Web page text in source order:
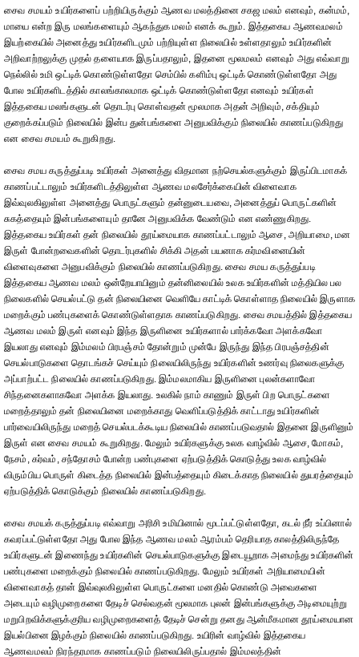
சைவ சமயம் உயிர்களைப் பற்றியிருக்கும் ஆணவ மலத்தினை சகஜ மலம் எனவும், கன்மம்,
மாயை என்ற இரு மலங்களையும் ஆகந்துக மலம் எனக் கூறும். இத்தகைய ஆணவமலம்
இயற்கையில் அனைத்து உயிர்களிடமும் பற்றியுள்ள நிலையில் உள்ளதாலும் உயிர்களின்
அறிவாற்றலுக்கு முதல் தளையாக இருப்பதாலும், இதனை மூலமலம் எனவும் அது எவ்வாறு
நெல்லில் உமி ஒட்டிக் கொண்டுள்ளதோ செம்பில் களிம்பு ஒட்டிக் கொண்டுள்ளதோ அது
போல உயிர்களிடத்தில் காலங்காலமாக ஒட்டிக் கொண்டுள்ளதோ எனவும் உயிர்கள்
இத்தகைய மலங்களுடன் தொடர்பு கொள்வதன் மூலமாக அதன் அறிவும், சக்தியும்
குறைக்கப்படும் நிலையில் இன்ப துன்பங்களை அனுபவிக்கும் நிலையில் காணப்படுகிறது
என சைவ சமயம் கூறுகிறது.
சைவ சமய கருத்துப்படி உயிர்கள் அனைத்து விதமான நற்செயல்களுக்கும் இருப்பிடமாகக்
காணப்பட்டாலும் உயிர்களிடத்திலுள்ள ஆணவ மலசேர்க்கையின் விளைவாக
இவ்வுலகிலுள்ள அனைத்து பொருட்களும் தன்னுடையவை, அனைத்துப் பொருட்களின்
சுகத்தையும் இன்பங்களையும் தானே அனுபவிக்க வேண்டும் என எண்ணுகிறது.
இத்தகைய உயிர்கள் தன் நிலையில் தூய்மையாக காணப்பட்டாலும் ஆசை, அறியாமை, மன
இருள் போன்றவைகளின் தொடர்புகளில் சிக்கி அதன் பயனாக கர்மவினையின்
விளைவுகளை அனுபவிக்கும் நிலையில் காணப்படுகிறது. சைவ சமய கருத்துப்படி
இத்தகைய ஆணவ மலம் ஒன்றேயாயினும் தன்னிலையில் உலக உயிர்களின் மத்தியில பல
நிலைகளில் செயல்பட்டு தன் நிலையினை வெளியே காட்டிக் கொள்ளாத நிலையில் இருளாக
மறைக்கும் பண்புகளைக் கொண்டுள்ளதாக காணப்படுகிறது. சைவ சமயத்தில் இத்தகைய
ஆணவ மலம் இருள் எனவும் இந்த இருளினை உயிர்களால் பார்க்கவோ அளக்கவோ
இயலாது எனவும் இம்மலம் பிரபஞ்சம் தோன்றும் முன்பே இருந்து இந்த பிரபஞ்சத்தின்
செயல்பாடுகளை தொடங்கச் செய்யும் நிலையிலிருந்து உயிர்களின் உணர்வு நிலைகளுக்கு
அப்பாற்பட்ட நிலையில் காணப்படுகிறது. இம்மலமாகிய இருளினை புலன்களாவோ
சிந்தனைகளாகவோ அளக்க இயலாது. உலகில் நாம் காணும் இருள் பிற பொருட்களை
மறைத்தாலும் தன் நிலையினை மறைக்காது வெளிப்படுத்திக் காட்டாது உயிர்களின்
பார்வையிலிருந்து மறைத் செயல்படக்கூடிய நிலையில் காணப்படுவதால் இதனை இருளினும்
இருள் என சைவ சமயம் கூறுகிறது. மேலும் உயிர்களுக்கு உலக வாழ்வில் ஆசை, மோகம்,
நேசம், கர்வம், சந்தோசம் போன்ற பண்புகளை ஏற்படுத்திக் கொடுத்து உலக வாழ்வில்
விரும்பிய பொருள் கிடைத்த நிலையில் இன்பத்தையும் கிடைக்காத நிலையில் துயரத்தையும்
ஏற்படுத்திக் கொடுக்கும் நிலையில் காணப்படுகிறது.
சைவ சமயக் கருத்துப்படி எவ்வாறு அரிசி உமியினால் மூடப்பட்டுள்ளதோ, கடல் நீர் உப்பினால்
கவரப்பட்டுள்ளதோ அது போல இந்த ஆணவ மலம் ஆரம்பம் தெரியாத காலத்திலிருந்தே
உயிர்களுடன் இணைந்து உயிர்களின் செயல்பாடுகளுக்கு இடையூறாக அமைந்து உயிர்களின்
பண்புகளை மறைக்கும் நிலையில் காணப்படுகிறது. மேலும் உயிர்கள் அறியாமையின்
விளைவாகத் தான் இவ்வுலகிலுள்ள பொருட்களை மனதில் கொண்டு அவைகளை
அடையும் வழிமுறைகளை தேடிச் செல்வதன் மூலமாக புலன் இன்பங்களுக்கு அடிமையுற்று
மறுபிறவிக்களுக்குரிய வழிமுறைகளைத் தேடிச் சென்று தனது ஆன்மீகமான தூய்மையான
இயல்பினை இழக்கும் நிலையில் காணப்படுகிறது. உயிரின் வாழ்வில் இத்தகைய
ஆணவமலம் நிரந்தரமாக காணப்படும் நிலையிலிருப்பதால் இம்மலத்தின்